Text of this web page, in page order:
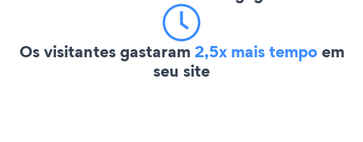
Os visitantes gastaram2,5x mais tempoem
seu site